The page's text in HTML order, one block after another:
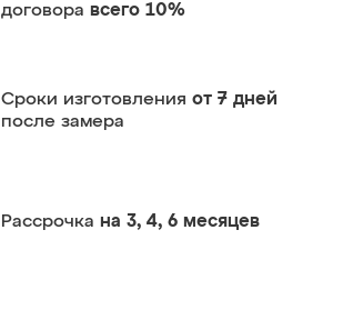
договора всего 10%
Сроки изготовления от 7 дней
после замера
Рассрочка на 3, 4, 6 месяцев